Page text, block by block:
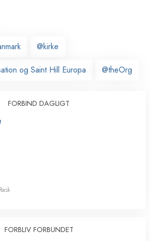
@kirke
og Saint Hill Europa @theOrg
FORBIND DAGLIGT
FORBLIV FORBUNDET